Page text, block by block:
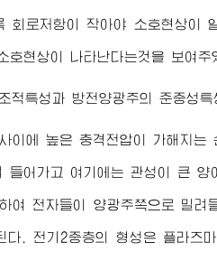
로저항이 작아야 소호현상이
현상이 나타난다는것을 보여주
적특성과 방전양광주의 준중성
이에 높은 충격전압이 가해지는
들어가고 여기에는 관성이 큰
여 전자들이 양광주쪽으로 밀
다. 전기2중층의 형성은 플라즈